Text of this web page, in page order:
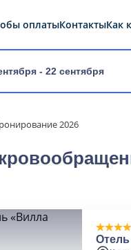
оплатыКонтактыКак
- 22 сентября
2026